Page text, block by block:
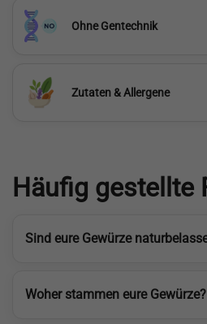
Ohne Gentechnik
Zutaten & Allergene
Häufig gestellte
Sind eure Gewürze
Woher stammen eure Gewürze?